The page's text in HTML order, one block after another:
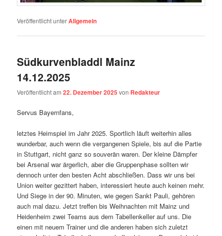
Veröffentlicht unterAllgemein
Südkurvenbladdl Mainz
14.12.2025
Veröffentlicht am22. Dezember 2025 von Redakteur
Servus Bayernfans,
letztes Heimspiel im Jahr 2025. Sportlich läuft weiterhin alles
wunderbar, auch wenn die vergangenen Spiele, bis auf die Partie
in Stuttgart, nicht ganz so souverän waren. Der kleine Dämpfer
bei Arsenal war ärgerlich, aber die Gruppenphase sollten wir
dennoch unter den besten Acht abschließen. Dass wir uns bei
Union weiter gezittert haben, interessiert heute auch keinen mehr.
Und Siege in der 90. Minuten, wie gegen Sankt Pauli, gehören
auch mal dazu. Jetzt treffen bis Weihnachten mit Mainz und
Heidenheim zwei Teams aus dem Tabellenkeller auf uns. Die
einen mit neuem Trainer und die anderen haben sich zuletzt